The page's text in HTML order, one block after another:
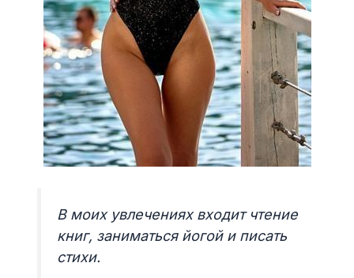
В моих увлечениях входит чтение
книг, заниматься йогой и писать
стихи.